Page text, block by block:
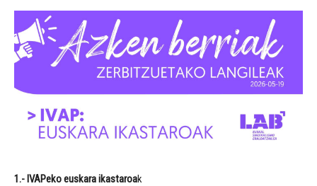
1.- IVAPeko euskara ikastaroak